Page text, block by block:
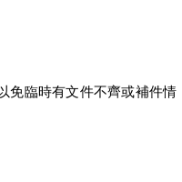
免臨時有文件不齊或補件情